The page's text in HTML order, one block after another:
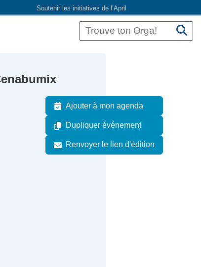
Soutenir les initiatives de l’April
Ajouter à mon agenda
Dupliquer événement
Renvoyer le lien d'édition